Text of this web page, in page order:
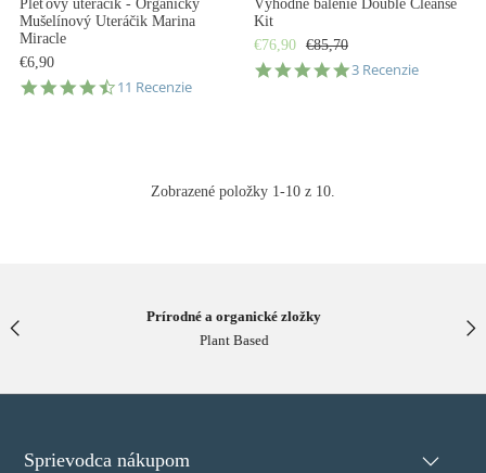
Pleťový uteráčik - Organický
Mušelínový Uteráčik Marina
Miracle
€6,90
4.7
11 Recenzie
Výhodné balenie Double Cleanse
Kit
€76,90
€85,70
5.0
3 Recenzie
Zobrazené položky 1-10 z 10.
Netestované na zvieratách
Sprievodca nákupom